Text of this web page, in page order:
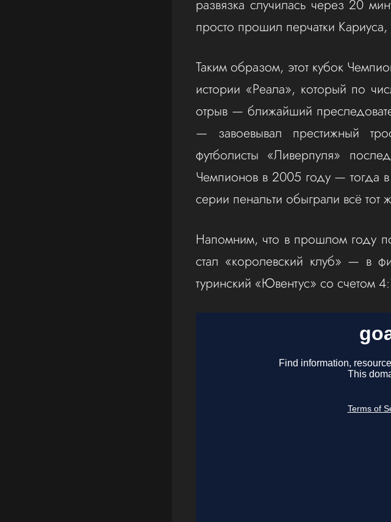
развязка случилась через 20
просто прошил перчатки
Таким образом, этот кубок
истории «Реала», который по
отрыв — ближайший
— завоевывал престижный
футболисты «Ливерпуля»
Чемпионов в 2005 году — тогда
серии пенальти обыграли всё тот
Напомним, что в прошлом году
стал «королевский клуб» — в
туринский «Ювентус» со счетом